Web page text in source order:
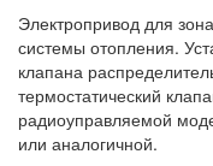
Электропривод для
системы отопления.
клапана
термостатический
радиоуправляемой
или аналогичной.